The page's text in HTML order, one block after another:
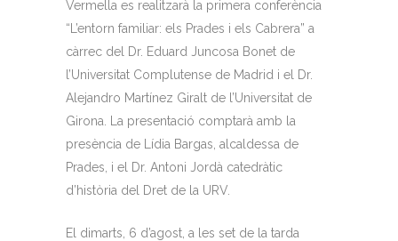
Vermella es realitzarà la primera conferència
“L’entorn familiar: els Prades i els Cabrera” a
càrrec del Dr. Eduard Juncosa Bonet de
l’Universitat Complutense de Madrid i el Dr.
Alejandro Martínez Giralt de l’Universitat de
Girona. La presentació comptarà amb la
presència de Lídia Bargas, alcaldessa de
Prades, i el Dr. Antoni Jordà catedràtic
d’història del Dret de la URV.
El dimarts, 6 d’agost, a les set de la tarda